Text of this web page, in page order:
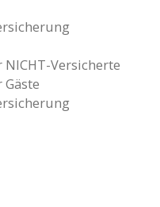
Versicherte